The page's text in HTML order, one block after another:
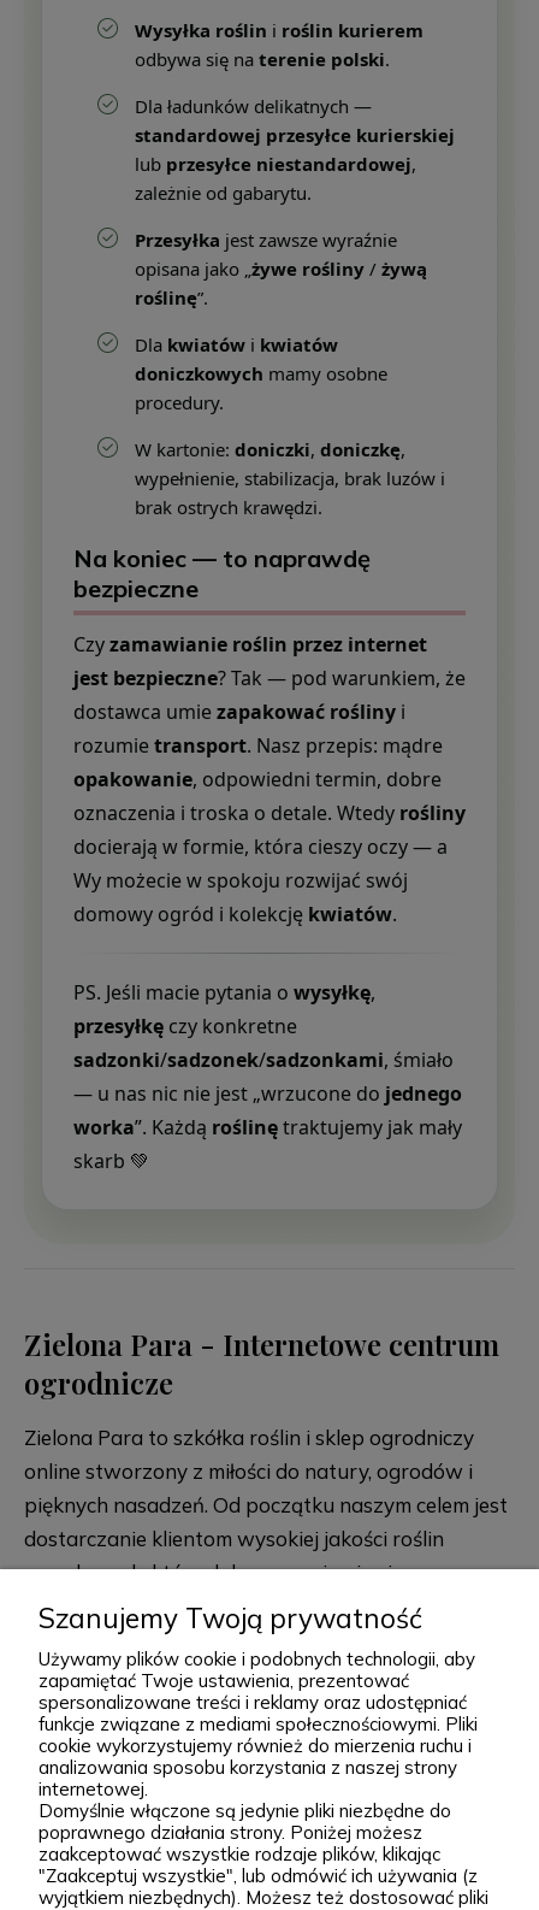
Wysyłka roślin i roślin kurierem
odbywa się na terenie polski.
Dla ładunków delikatnych —
standardowej przesyłce kurierskiej
lub przesyłce niestandardowej,
zależnie od gabarytu.
Przesyłka jest zawsze wyraźnie
opisana jako „żywe rośliny / żywą
roślinę”.
Dla kwiatów i kwiatów
doniczkowych mamy osobne
procedury.
W kartonie: doniczki, doniczkę,
wypełnienie, stabilizacja, brak luzów i
brak ostrych krawędzi.
Na koniec — to naprawdę
bezpieczne
Czyzamawianie roślin przez internet
jest bezpieczne? Tak — pod warunkiem, że
dostawca umiezapakować rośliny i
rozumietransport. Nasz przepis: mądre
opakowanie, odpowiedni termin, dobre
oznaczenia i troska o detale. Wtedy rośliny
docierają w formie, która cieszy oczy — a
Wy możecie w spokoju rozwijać swój
domowy ogród i kolekcję kwiatów.
PS. Jeśli macie pytania o wysyłkę,
przesyłkę czy konkretne
sadzonki/sadzonek/sadzonkami, śmiało
— u nas nic nie jest „wrzucone do jednego
worka”. Każdą roślinętraktujemy jak mały
skarb 💚
Zielona Para - Internetowe centrum
ogrodnicze
Zielona Para to szkółka roślin i sklep ogrodniczy
online stworzony z miłości do natury, ogrodów i
pięknych nasadzeń. Od początku naszym celem jest
dostarczanie klientom wysokiej jakości roślin
ogrodowych, które dobrze przyjmują się po
posadzeniu i przez lata zdobią przydomowe
rabaty, skalniaki, ogrody naturalistyczne oraz
większe kompozycje krajobrazowe. Za Zieloną Parą
stoją Wiktor i Klaudia, którzy z dużą starannością
dobierają każdą odmianę dostępną w naszej
ofercie. W sprzedaży znajdziesz zarówno
sprawdzone, klasyczne gatunki, jak i ciekawsze,
bardziej unikatowe krzewy ozdobne, drzewa, byliny
oraz sadzonki do ogrodu. Każda roślina jest przez
rozwiń więcej
Podgórna 9, 97-565 Brudzice
+48 793 037 145
kontakt@zielonapara.pl
Kategorie
Szanujemy Twoją prywatność
Używamy plików cookie i podobnych technologii, aby
zapamiętać Twoje ustawienia, prezentować
spersonalizowane treści i reklamy oraz udostępniać
funkcje związane z mediami społecznościowymi. Pliki
cookie wykorzystujemy również do mierzenia ruchu i
analizowania sposobu korzystania z naszej strony
internetowej.
Domyślnie włączone są jedynie pliki niezbędne do
poprawnego działania strony. Poniżej możesz
zaakceptować wszystkie rodzaje plików, klikając
"Zaakceptuj wszystkie", lub odmówić ich używania (z
wyjątkiem niezbędnych). Możesz też dostosować pliki